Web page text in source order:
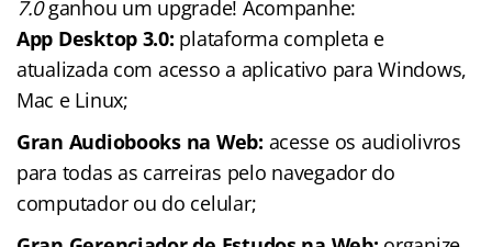
7.0ganhou um upgrade! Acompanhe:
App Desktop 3.0: plataforma completa e
atualizada com acesso a aplicativo para Windows,
Mac e Linux;
Gran Audiobooks na Web: acesse os audiolivros
para todas as carreiras pelo navegador do
computador ou do celular;